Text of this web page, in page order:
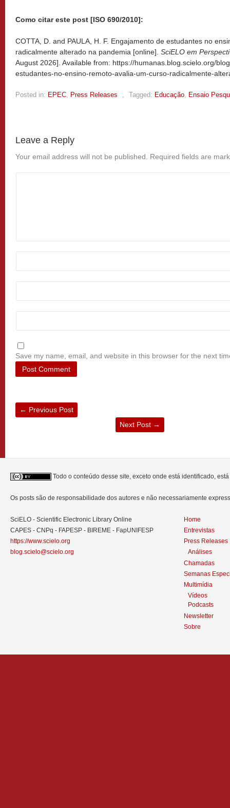
Como citar este post [ISO 690/2010]:
COTTA, D. and PAULA, H. F. Engajamento de estudantes no
radicalmente alterado na pandemia [online]. SciELO em
August 2026]. Available from: https://humanas.blog.scielo.org/
estudantes-no-ensino-remoto-avalia-um-curso-radicalmente-
Posted in: EPEC Press Releases Tagged: Educação Ensaio
Leave a Reply
Your email address will not be published. Required fields are
Save my name, email, and website in this browser for the next
← Previous Post
Next Post →
Todo o conteúdo desse site, exceto onde está identificado,
Os posts são de responsabilidade dos autores e não necessariamente
SciELO - Scientific Electronic Library Online
CAPES - CNPq - FAPESP - BIREME - FapUNIFESP
https://www.scielo.org
blog.scielo@scielo.org
Home
Entrevistas
Press Releases
Análises
Chamadas
Semanas
Multimídia
Vídeos
Podcasts
Newsletter
Sobre